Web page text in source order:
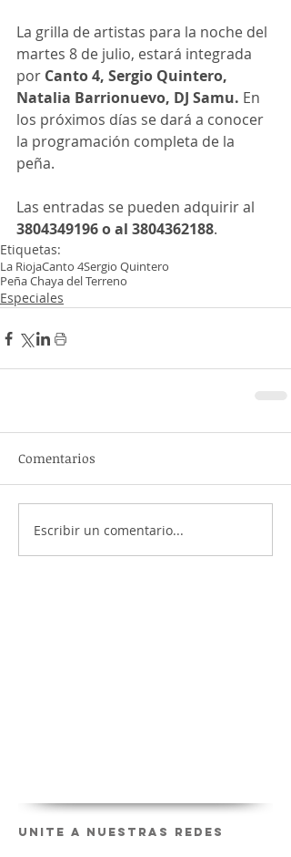
La grilla de artistas para la noche del
martes 8 de julio, estará integrada
por Canto 4, Sergio Quintero,
Natalia Barrionuevo, DJ Samu. En
los próximos días se dará a conocer
la programación completa de la
peña.
Las entradas se pueden adquirir al
3804349196 o al 3804362188.
Etiquetas:
La RiojaCanto 4Sergio Quintero
Peña Chaya del Terreno
Especiales
Comentarios
Escribir un comentario...
Unite a nuestras redes